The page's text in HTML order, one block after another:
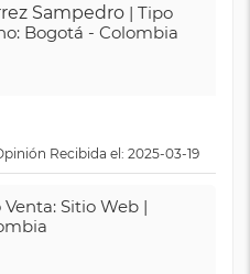
Sampedro | Tipo
Bogotá - Colombia
Recibida el: 2025-03-19
Venta: Sitio Web |